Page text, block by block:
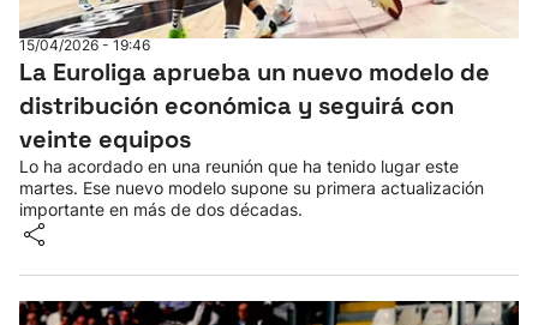
15/04/2026 - 19:46
La Euroliga aprueba un nuevo modelo de
distribución económica y seguirá con
veinte equipos
Lo ha acordado en una reunión que ha tenido lugar este
martes. Ese nuevo modelo supone su primera actualización
importante en más de dos décadas.